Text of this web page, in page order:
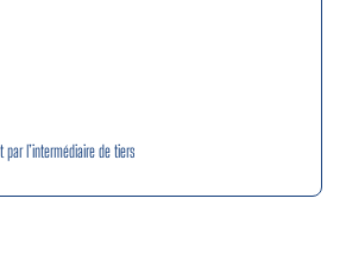
par l’intermédiaire de tiers